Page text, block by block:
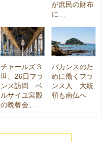
が庶民の財布
に…
チャールズ３
世、26日フラ
ンス訪問 ベ
ルサイユ宮殿
の晩餐会、…
バカンスのた
めに働くフラ
ンス人 大統
領も南仏へ